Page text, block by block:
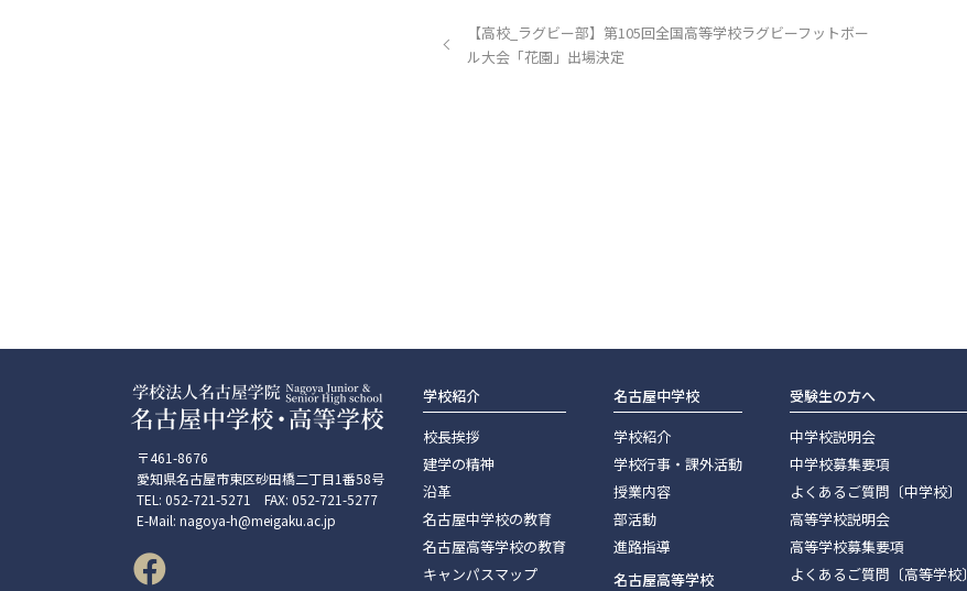
【高校_ラグビー部】第105回全国高等学校ラグビーフットボー
ル大会「花園」出場決定
〒461-8676
愛知県名古屋市東区砂田橋二丁目1番58号
TEL: 052-721-5271 FAX: 052-721-5277
E-Mail: nagoya-h@meigaku.ac.jp
学校紹介
校長挨拶
建学の精神
沿革
名古屋中学校の教育
名古屋高等学校の教育
キャンパスマップ
名古屋中学校
学校紹介
学校行事・課外活動
授業内容
部活動
進路指導
名古屋高等学校
受験生の方へ
中学校説明会
中学校募集要項
よくあるご質問〔中学校〕
高等学校説明会
高等学校募集要項
よくあるご質問〔高等学校〕